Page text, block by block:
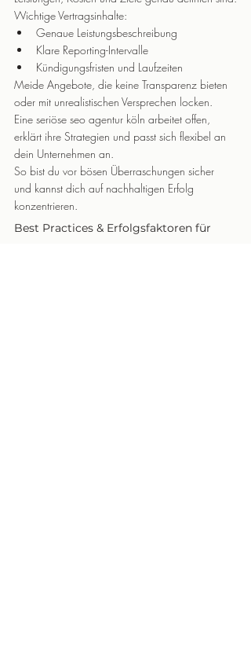
Wichtige Vertragsinhalte:
Genaue Leistungsbeschreibung
Klare Reporting-Intervalle
Kündigungsfristen und Laufzeiten
Meide Angebote, die keine Transparenz bieten
oder mit unrealistischen Versprechen locken.
Eine seriöse seo agentur köln arbeitet offen,
erklärt ihre Strategien und passt sich flexibel an
dein Unternehmen an.
So bist du vor bösen Überraschungen sicher
und kannst dich auf nachhaltigen Erfolg
konzentrieren.
Best Practices & Erfolgsfaktoren für